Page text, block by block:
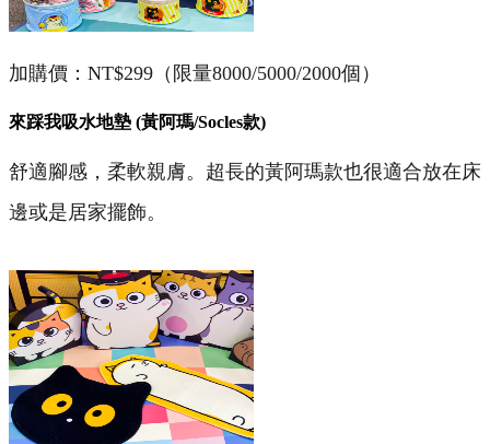
加購價：NT$299（限量8000/5000/2000個）
來踩我吸水地墊 (黃阿瑪/Socles款)
舒適腳感，柔軟親膚。超長的黃阿瑪款也很適合放在床
邊或是居家擺飾。